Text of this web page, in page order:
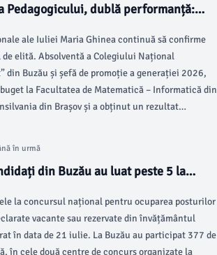
Pedagogicului, dublă performanță:
ale Iuliei Maria Ghinea continuă să confirme
elită. Absolventă a Colegiului Național
din Buzău și șefă de promoție a generației 2026,
la Facultatea de Matematică – Informatică din
din Brașov și a obținut un rezultat
în urmă
din Buzău au luat peste 5 la
la concursul național pentru ocuparea posturilor
vacante sau rezervate din învățământul
în data de 21 iulie. La Buzău au participat 377 de
în cele două centre de concurs organizate la